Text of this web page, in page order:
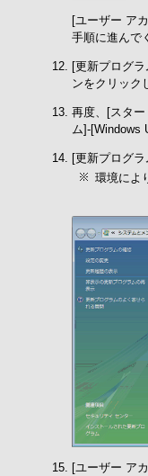
[ユーザー ア
手順に進んで
[更新プログ
ンをクリック
再度、[スタ
ム]-[Windows
[更新プログ
環境によ
[ユーザー ア